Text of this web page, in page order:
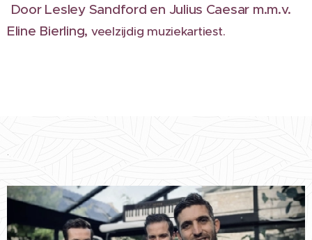
Door Lesley Sandford en Julius Caesar m.m.v.
Eline Bierling, veelzijdig muziekartiest.
.